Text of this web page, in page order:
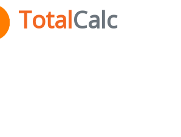
TotalCalc